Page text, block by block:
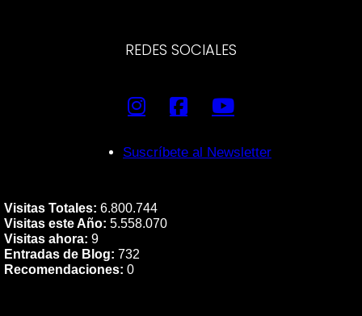
REDES SOCIALES
Suscríbete al Newsletter
Visitas Totales: 6.800.744
Visitas este Año: 5.558.070
Visitas ahora: 9
Entradas de Blog: 732
Recomendaciones: 0